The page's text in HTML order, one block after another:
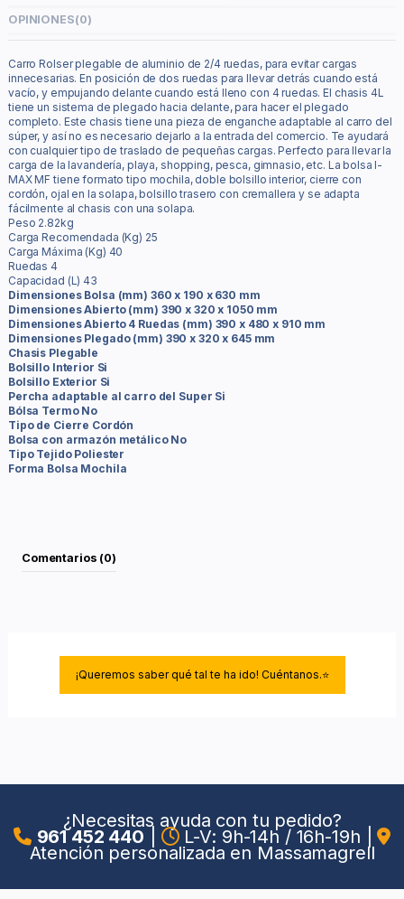
OPINIONES(0)
Carro Rolser plegable de aluminio de 2/4 ruedas, para evitar cargas
innecesarias. En posición de dos ruedas para llevar detrás cuando está
vacío, y empujando delante cuando está lleno con 4 ruedas. El chasis 4L
tiene un sistema de plegado hacia delante, para hacer el plegado
completo. Este chasis tiene una pieza de enganche adaptable al carro del
súper, y así no es necesario dejarlo a la entrada del comercio. Te ayudará
con cualquier tipo de traslado de pequeñas cargas. Perfecto para llevar la
carga de la lavandería, playa, shopping, pesca, gimnasio, etc. La bolsa I-
MAX MF tiene formato tipo mochila, doble bolsillo interior, cierre con
cordón, ojal en la solapa, bolsillo trasero con cremallera y se adapta
fácilmente al chasis con una solapa.
Peso 2.82kg
Carga Recomendada (Kg) 25
Carga Máxima (Kg) 40
Ruedas 4
Capacidad (L) 43
Dimensiones Bolsa (mm) 360 x 190 x 630 mm
Dimensiones Abierto (mm) 390 x 320 x 1050 mm
Dimensiones Abierto 4 Ruedas (mm) 390 x 480 x 910 mm
Dimensiones Plegado (mm) 390 x 320 x 645 mm
Chasis Plegable
Bolsillo Interior Si
Bolsillo Exterior Si
Percha adaptable al carro del Super Si
Bólsa Termo No
Tipo de Cierre Cordón
Bolsa con armazón metálico No
Tipo Tejido Poliester
Forma Bolsa Mochila
Comentarios (0)
¡Queremos saber qué tal te ha ido! Cuéntanos.⭐
¿Necesitas ayuda con tu pedido?
961 452 440 L-V: 9h-14h / 16h-19h
Atención personalizada en Massamagrell